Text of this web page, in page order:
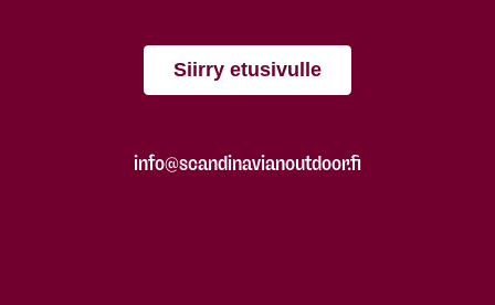
Siirry etusivulle
info@scandinavianoutdoor.fi